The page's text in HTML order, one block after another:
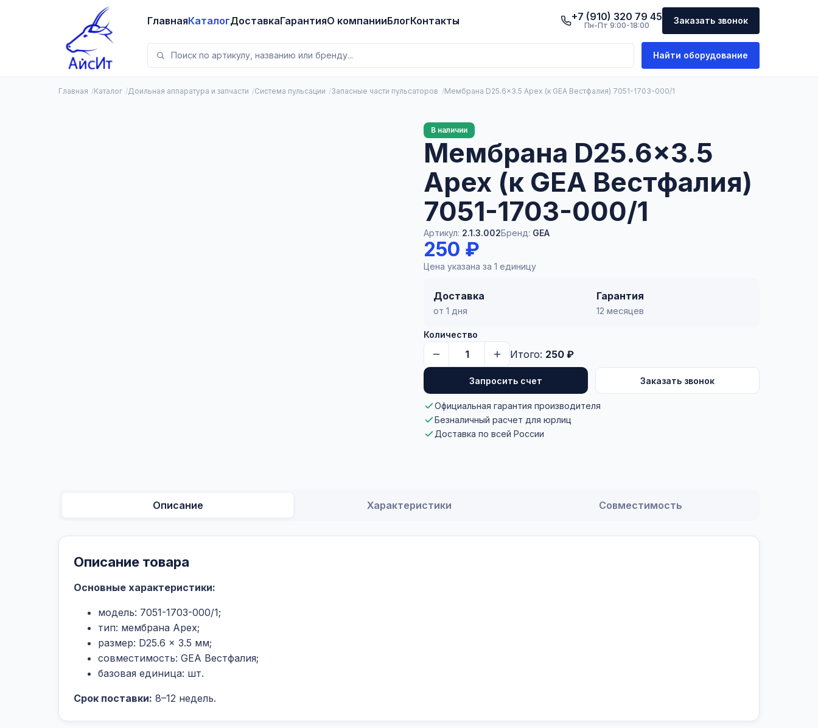
ГлавнаяКаталогДоставкаГарантияО компанииБлогКонтакты +7 (910) 320 79 45
Пн-Пт 9:00-18:00 Заказать звонок
Найти оборудование
Главная Каталог Доильная аппаратура и запчасти Система пульсации Запасные части пульсаторов Мембрана D25.6×3.5 Apex (к GEA Вестфалия) 7051-1703-000/1
В наличии
Мембрана D25.6×3.5
Apex (к GEA Вестфалия)
7051-1703-000/1
Артикул: 2.1.3.002Бренд: GEA
250 ₽
Цена указана за 1 единицу
Доставка
от 1 дня
Гарантия
12 месяцев
Количество
Итого: 250 ₽
Запросить счет Заказать звонок
Официальная гарантия производителя
Безналичный расчет для юрлиц
Доставка по всей России
Описание Характеристики Совместимость
Описание товара
Основные характеристики:
модель: 7051-1703-000/1;
тип: мембрана Apex;
размер: D25.6 × 3.5 мм;
совместимость: GEA Вестфалия;
базовая единица: шт.
Срок поставки: 8–12 недель.